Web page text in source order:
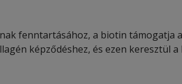
fenntartásához, a biotin támogatja
képződéshez, és ezen keresztül